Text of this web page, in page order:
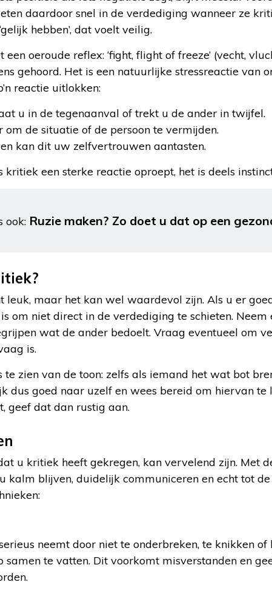
daardoor snel in de verdediging wanneer ze
hebben’, dat voelt veilig.
oeroude reflex: ‘fight, flight of freeze’ (vecht,
gehoord. Het is een natuurlijke stressreactie van
reactie uitlokken:
u in de tegenaanval of trekt u de ander in twijfel.
de situatie of de persoon te vermijden.
kan dit uw zelfvertrouwen aantasten.
kritiek een sterke reactie oproept, het is deels
ook: Ruzie maken? Zo doet u dat op een
leuk, maar het kan wel waardevol zijn. Als u er
om niet direct in de verdediging te schieten.
wat de ander bedoelt. Vraag eventueel om
is.
te zien van de toon: zelfs als iemand het wat bot
dus goed naar uzelf en wees bereid om hiervan te
geef dat dan rustig aan.
u kritiek heeft gekregen, kan vervelend zijn. Met
kalm blijven, duidelijk communiceren en echt tot
neemt door niet te onderbreken, te knikken
samen te vatten. Dit voorkomt misverstanden en